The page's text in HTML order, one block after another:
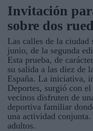
Invitación
sobre dos
Las calles de la ciudad
junio, de la segunda
Esta prueba, de
su salida a las diez de
España. La iniciativa,
Deportes, surgió con
vecinos disfruten de
deportiva familiar
una actividad
adultos.